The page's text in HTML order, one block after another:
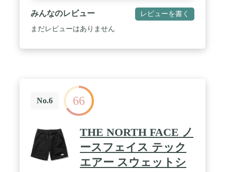
みんなのレビュー レビューを書く
まだレビューはありません
No.6 66
THE NORTH FACE ノ
ースフェイス テック
エアー スウェットシ